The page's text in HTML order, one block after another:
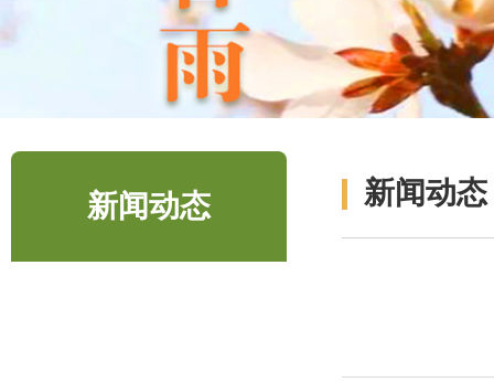
新闻动态 新闻动态